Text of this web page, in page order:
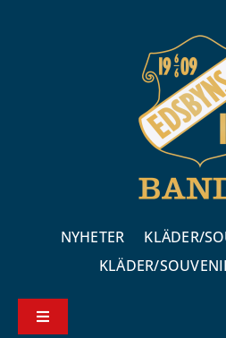
NYHETER
KLÄDER/
KLÄDER/
Toggle